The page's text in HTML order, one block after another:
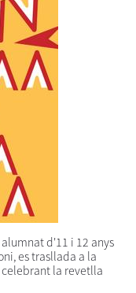
d'11 i 12 anys
es trasllada a la
la revetlla